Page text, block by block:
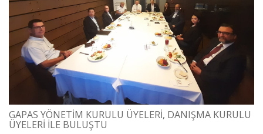
GAPAS YÖNETIM KURULU ÜYELERI, DANIŞMA KURULU
ÜYELERI ILE BULUŞTU